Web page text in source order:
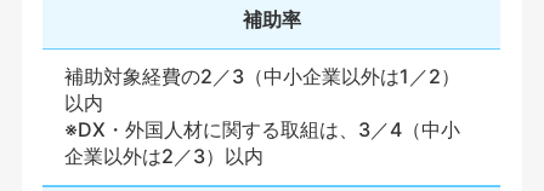
補助率
補助対象経費の2／3（中小企業以外は1／2）
以内
※DX・外国人材に関する取組は、3／4（中小
企業以外は2／3）以内